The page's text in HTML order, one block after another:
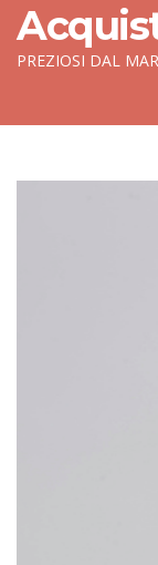
PREZIOSI DAL